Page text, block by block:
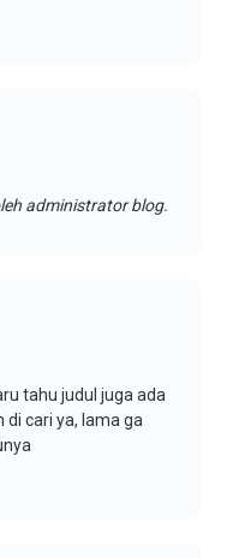
administrator blog.
tahu judul juga ada
di cari ya, lama ga